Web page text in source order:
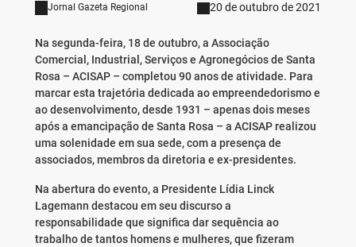
Jornal Gazeta Regional 20 de outubro de 2021
Na segunda-feira, 18 de outubro, a Associação
Comercial, Industrial, Serviços e Agronegócios de Santa
Rosa – ACISAP – completou 90 anos de atividade. Para
marcar esta trajetória dedicada ao empreendedorismo e
ao desenvolvimento, desde 1931 – apenas dois meses
após a emancipação de Santa Rosa – a ACISAP realizou
uma solenidade em sua sede, com a presença de
associados, membros da diretoria e ex-presidentes.
Na abertura do evento, a Presidente Lídia Linck
Lagemann destacou em seu discurso a
responsabilidade que significa dar sequência ao
trabalho de tantos homens e mulheres, que fizeram